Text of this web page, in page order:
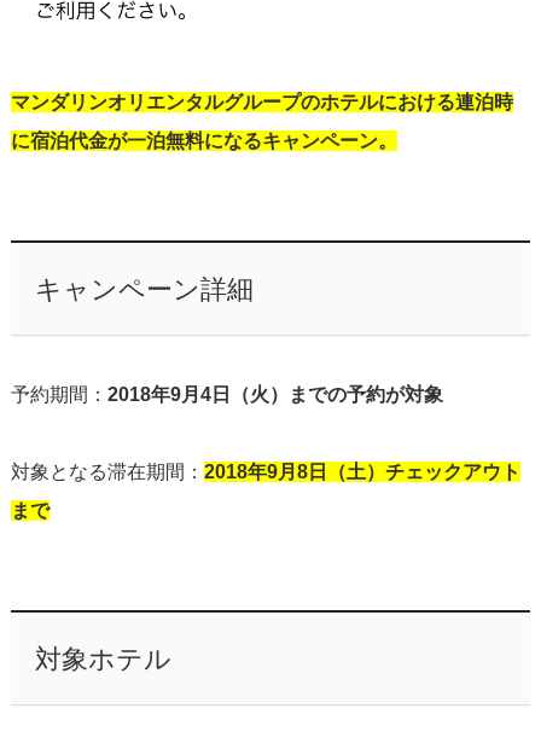
マンダリンオリエンタルグループのホテルにおける連泊時
に宿泊代金が一泊無料になるキャンペーン。
キャンペーン詳細
予約期間： 2018年9月4日（火）までの予約が対象
対象となる滞在期間： 2018年9月8日（土）チェックアウト
まで
対象ホテル